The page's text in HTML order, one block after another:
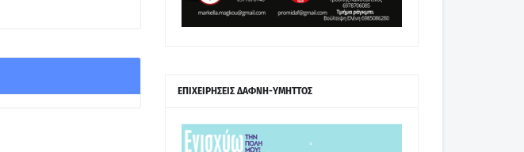
ΕΠΙΧΕΙΡΗΣΕΙΣ ΔΑΦΝΗ-ΥΜΗΤΤΟΣ